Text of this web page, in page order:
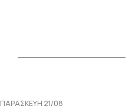
ΠΑΡΑΣΚΕΥΉ 21/08